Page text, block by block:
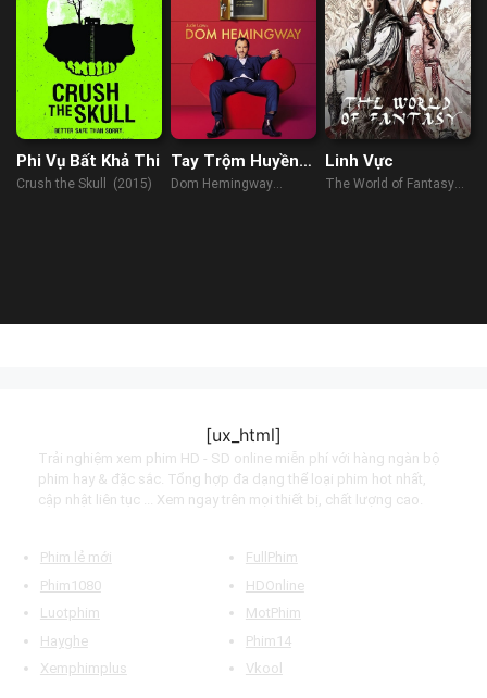
Phi Vụ Bất Khả Thi
Crush the Skull (2015)
Tay Trộm Huyền
Thoại
Dom Hemingway
Linh Vực
The World of Fantasy